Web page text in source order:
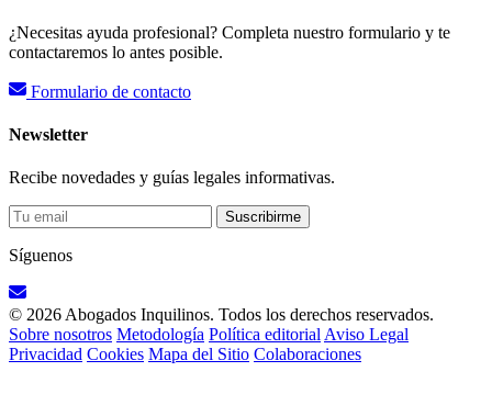
¿Necesitas ayuda profesional? Completa nuestro formulario y te
contactaremos lo antes posible.
Formulario de contacto
Newsletter
Recibe novedades y guías legales informativas.
Suscribirme
Síguenos
© 2026 Abogados Inquilinos. Todos los derechos reservados.
Sobre nosotros Metodología Política editorial Aviso Legal
Privacidad Cookies Mapa del Sitio Colaboraciones